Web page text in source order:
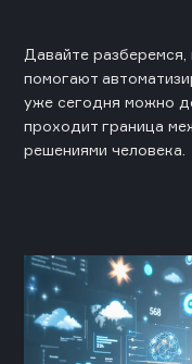
Давайте
помогают
уже сегодня можно
проходит граница
решениями человека.